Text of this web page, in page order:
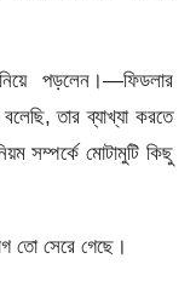
পড়লেন।—ফিডলার
তার ব্যাখ্যা করতে
সম্পর্কে মোটামুটি কিছু
তো সেরে গেছে।